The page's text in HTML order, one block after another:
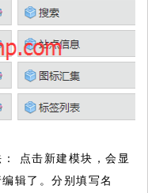
点击新建模块，会显
辑了。分别填写名